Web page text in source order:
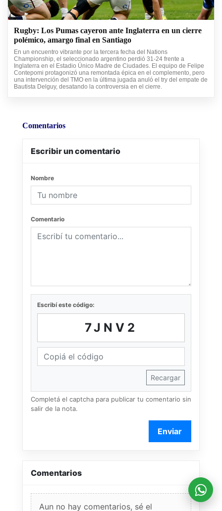
Rugby: Los Pumas cayeron ante Inglaterra en un cierre
polémico, amargo final en Santiago
En un encuentro vibrante por la tercera fecha del Nations
Championship, el seleccionado argentino perdió 31-24 frente a
Inglaterra en el Estadio Único Madre de Ciudades. El equipo de Felipe
Contepomi protagonizó una remontada épica en el complemento, pero
una intervención del TMO en la última jugada anuló el try del empate de
Bautista Delguy, desatando la controversia en el cierre.
Comentarios
Escribir un comentario
Nombre
Comentario
Escribí este código:
7JNV2
Recargar
Completá el captcha para publicar tu comentario sin
salir de la nota.
Enviar
Comentarios
Aun no hay comentarios, sé el